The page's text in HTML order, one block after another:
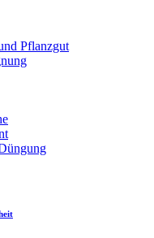
Pflanzgut